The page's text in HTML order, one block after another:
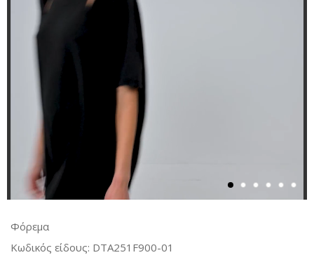
Φόρεμα
Κωδικός είδους: DTA251F900-01